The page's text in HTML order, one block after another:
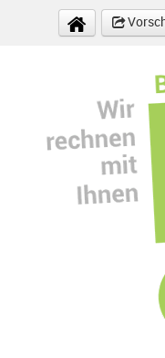
Direkt zum Inhalt